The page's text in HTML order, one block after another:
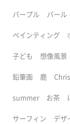
パープル パール
ペインティング
子ども 想像風景
鉛筆画 鹿
summer お茶
サーフィン デザ